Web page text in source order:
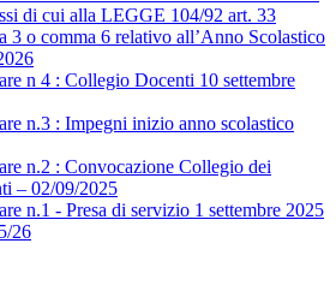
di cui alla LEGGE 104/92 art. 33
3 o comma 6 relativo all’Anno Scolastico
n 4 : Collegio Docenti 10 settembre
n.3 : Impegni inizio anno scolastico
n.2 : Convocazione Collegio dei
– 02/09/2025
n.1 - Presa di servizio 1 settembre 2025
26